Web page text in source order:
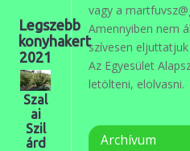
Legszebb
konyhakert
2021
Szal
ai
Szil
árd
vagy a
Amennyiben nem
szívesen
Az Egyesület
letölteni, elolvasni.
Archívum